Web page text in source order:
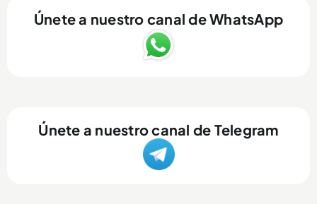
Únete a nuestro canal de WhatsApp
Únete a nuestro canal de Telegram